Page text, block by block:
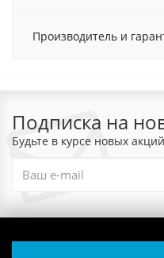
Производитель и
Подписка на
Будьте в курсе новых